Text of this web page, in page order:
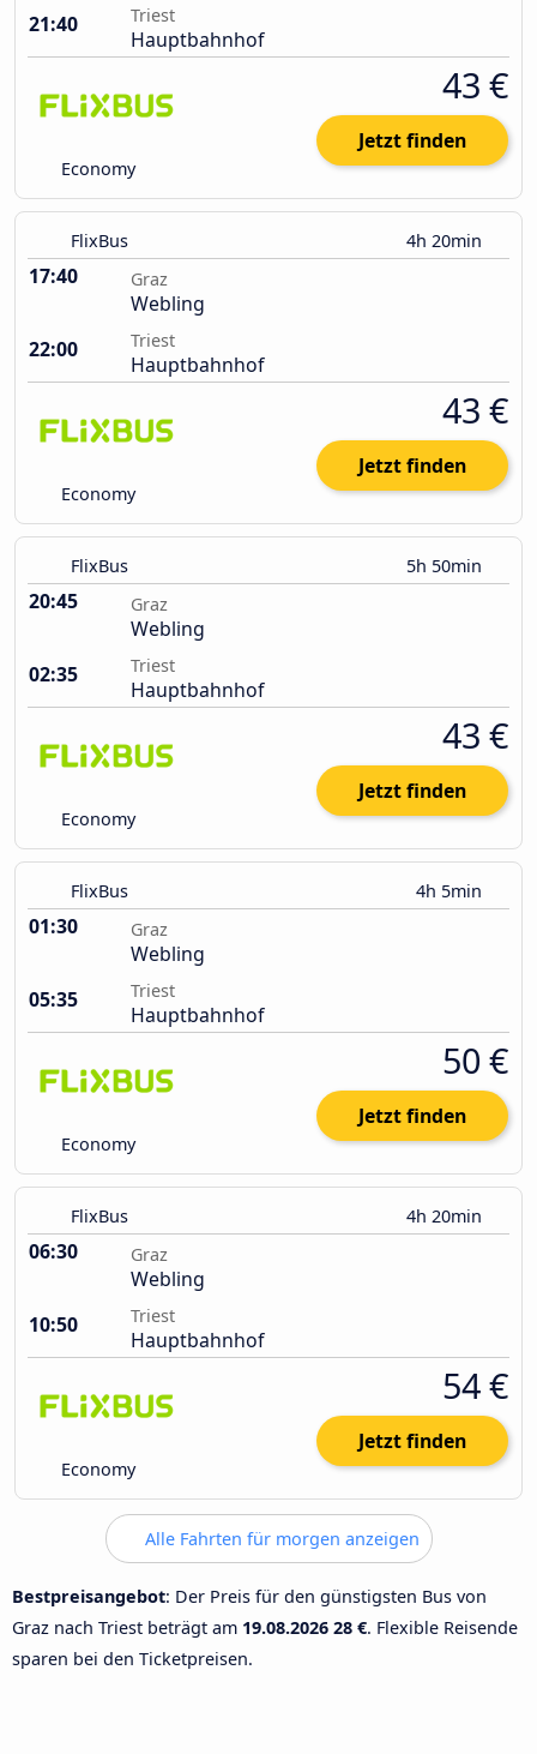
21:40
Triest
Hauptbahnhof
Economy
43 €
Jetzt finden
FlixBus 4h 20min
17:40 Graz
Webling
22:00
Triest
Hauptbahnhof
Economy
43 €
Jetzt finden
FlixBus 5h 50min
20:45 Graz
Webling
02:35
Triest
Hauptbahnhof
Economy
43 €
Jetzt finden
FlixBus 4h 5min
01:30 Graz
Webling
05:35
Triest
Hauptbahnhof
Economy
50 €
Jetzt finden
FlixBus 4h 20min
06:30 Graz
Webling
10:50
Triest
Hauptbahnhof
Economy
54 €
Jetzt finden
Alle Fahrten für morgen anzeigen
Bestpreisangebot: Der Preis für den günstigsten Bus von
Graz nach Triest beträgt am 19.08.2026 28 €. Flexible Reisende
sparen bei den Ticketpreisen.